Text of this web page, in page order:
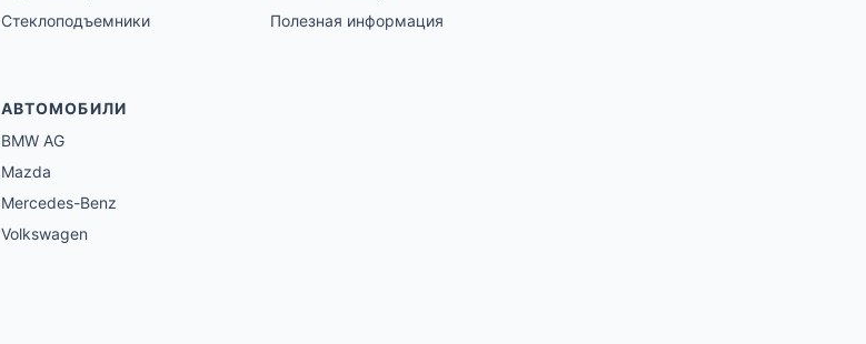
Стеклоподъемники
Полезная информация
АВТОМОБИЛИ
BMW AG
Mazda
Mercedes-Benz
Volkswagen